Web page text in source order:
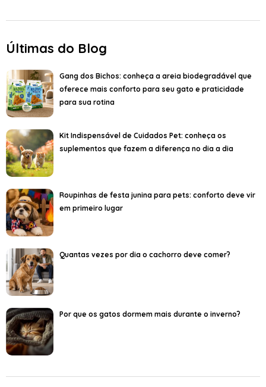
Últimas do Blog
Gang dos Bichos: conheça a areia biodegradável que
oferece mais conforto para seu gato e praticidade
para sua rotina
Kit Indispensável de Cuidados Pet: conheça os
suplementos que fazem a diferença no dia a dia
Roupinhas de festa junina para pets: conforto deve vir
em primeiro lugar
Quantas vezes por dia o cachorro deve comer?
Por que os gatos dormem mais durante o inverno?